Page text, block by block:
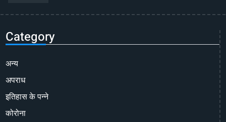
Category
अन्य
अपराध
इतिहास के पन्ने
कोरोना